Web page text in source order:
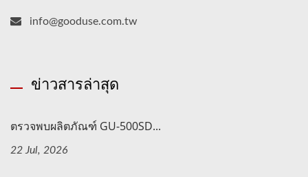
info@gooduse.com.tw
ข่าวสารล่าสุด
ตรวจพบผลิตภัณฑ์ GU-500SD...
22 Jul, 2026